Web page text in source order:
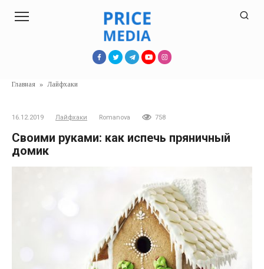
Главная » Лайфхаки
16.12.2019 Лайфхаки Romanova 758
Своими руками: как испечь пряничный
домик